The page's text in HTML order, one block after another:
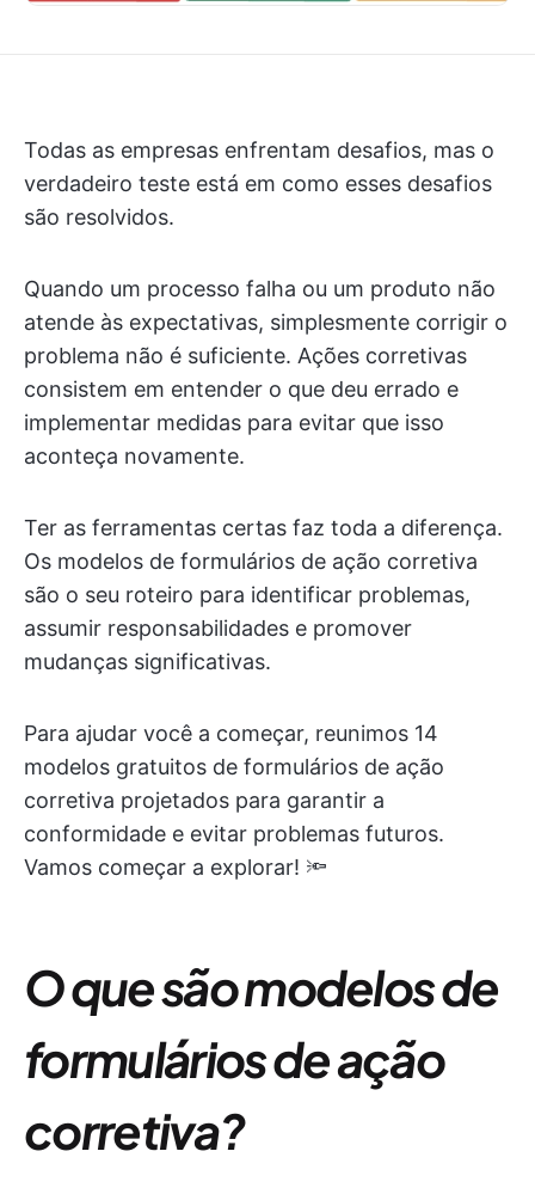
Todas as empresas enfrentam desafios, mas o
verdadeiro teste está em como esses desafios
são resolvidos.
Quando um processo falha ou um produto não
atende às expectativas, simplesmente corrigir o
problema não é suficiente. Ações corretivas
consistem em entender o que deu errado e
implementar medidas para evitar que isso
aconteça novamente.
Ter as ferramentas certas faz toda a diferença.
Os modelos de formulários de ação corretiva
são o seu roteiro para identificar problemas,
assumir responsabilidades e promover
mudanças significativas.
Para ajudar você a começar, reunimos 14
modelos gratuitos de formulários de ação
corretiva projetados para garantir a
conformidade e evitar problemas futuros.
Vamos começar a explorar! 🔦
O que são modelos de
formulários de ação
corretiva?